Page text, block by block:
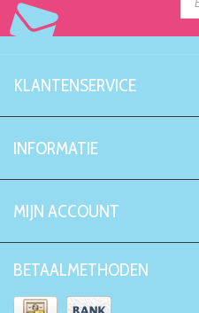
KLANTENSERVICE
INFORMATIE
MIJN ACCOUNT
BETAALMETHODEN